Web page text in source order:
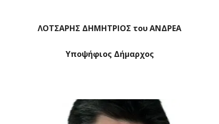
ΛΟΤΣΑΡΗΣ ΔΗΜΗΤΡΙΟΣ του ΑΝΔΡΕΑ
Υποψήφιος Δήμαρχος